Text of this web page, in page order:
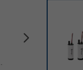
Berger TP25
Tauchpumpe